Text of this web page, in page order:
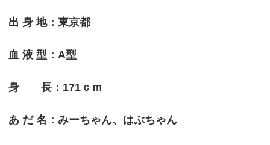
出 身 地：東京都
血 液 型：A型
身 長：171ｃｍ
あ だ 名：みーちゃん、はぶちゃん